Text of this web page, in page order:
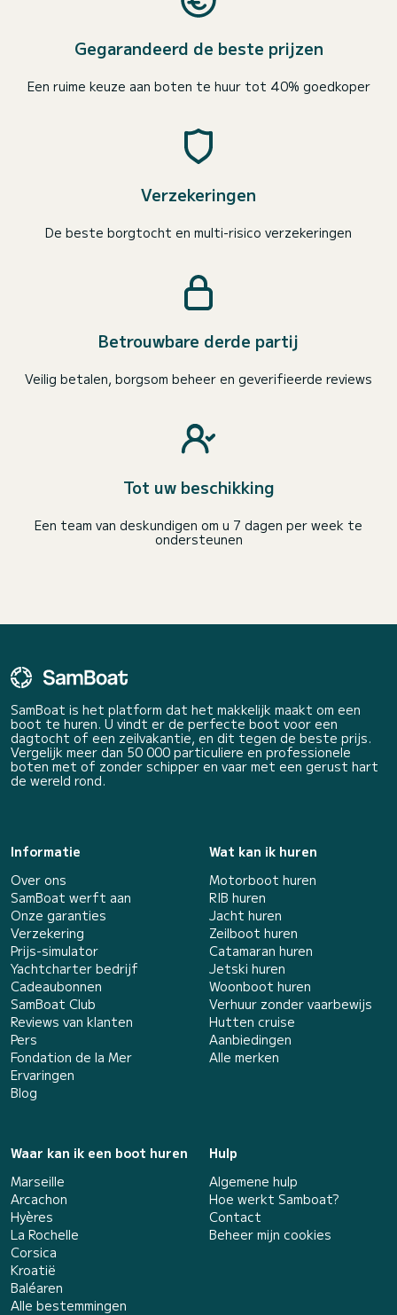
Gegarandeerd de beste prijzen
Een ruime keuze aan boten te huur tot 40% goedkoper
Verzekeringen
De beste borgtocht en multi-risico verzekeringen
Betrouwbare derde partij
Veilig betalen, borgsom beheer en geverifieerde reviews
Tot uw beschikking
Een team van deskundigen om u 7 dagen per week te
ondersteunen
SamBoat is het platform dat het makkelijk maakt om een
boot te huren. U vindt er de perfecte boot voor een
dagtocht of een zeilvakantie, en dit tegen de beste prijs.
Vergelijk meer dan 50 000 particuliere en professionele
boten met of zonder schipper en vaar met een gerust hart
de wereld rond.
Informatie
Over ons
SamBoat werft aan
Onze garanties
Verzekering
Prijs-simulator
Yachtcharter bedrijf
Cadeaubonnen
SamBoat Club
Reviews van klanten
Pers
Fondation de la Mer
Ervaringen
Blog
Wat kan ik huren
Motorboot huren
RIB huren
Jacht huren
Zeilboot huren
Catamaran huren
Jetski huren
Woonboot huren
Verhuur zonder vaarbewijs
Hutten cruise
Aanbiedingen
Alle merken
Waar kan ik een boot huren
Marseille
Arcachon
Hyères
La Rochelle
Corsica
Kroatië
Baléaren
Alle bestemmingen
Hulp
Algemene hulp
Hoe werkt Samboat?
Contact
Beheer mijn cookies